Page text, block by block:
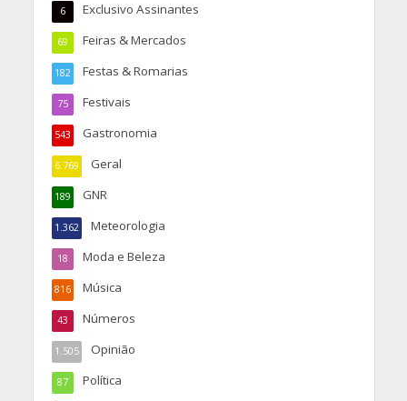
Exclusivo Assinantes
6
Feiras & Mercados
69
Festas & Romarias
182
Festivais
75
Gastronomia
543
Geral
6.769
GNR
189
Meteorologia
1.362
Moda e Beleza
18
Música
816
Números
43
Opinião
1.505
Política
87